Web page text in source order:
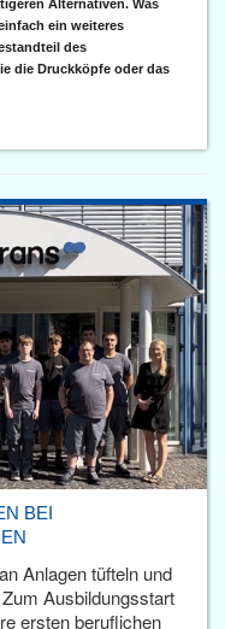
Alternativen. Was
ein weiteres
des
die Druckköpfe oder das
BEI
Anlagen tüfteln und
Ausbildungsstart
ersten beruflichen